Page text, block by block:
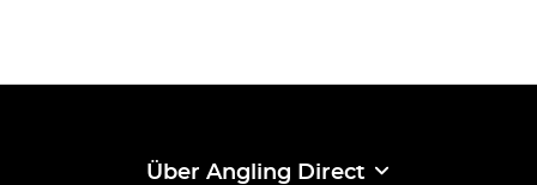
Über Angling Direct